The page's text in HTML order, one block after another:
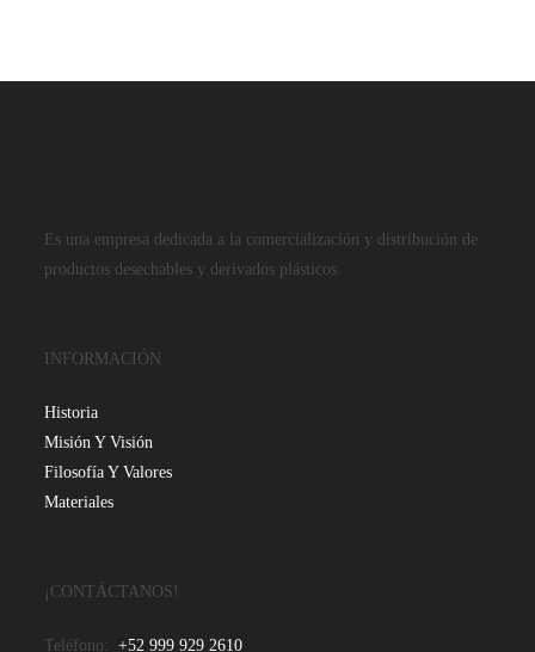
Es una empresa dedicada a la comercialización y distribución de
productos desechables y derivados plásticos.
INFORMACIÓN
Historia
Misión Y Visión
Filosofía Y Valores
Materiales
¡CONTÁCTANOS!
Teléfono:+52 999 929 2610